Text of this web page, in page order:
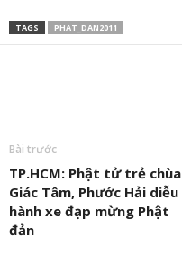
TAGS PHAT_DAN2011
Bài trước
TP.HCM: Phật tử trẻ chùa
Giác Tâm, Phước Hải diễu
hành xe đạp mừng Phật
đản